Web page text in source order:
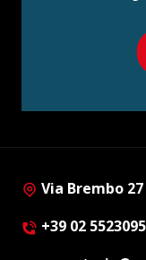
Via Brembo
+39 02